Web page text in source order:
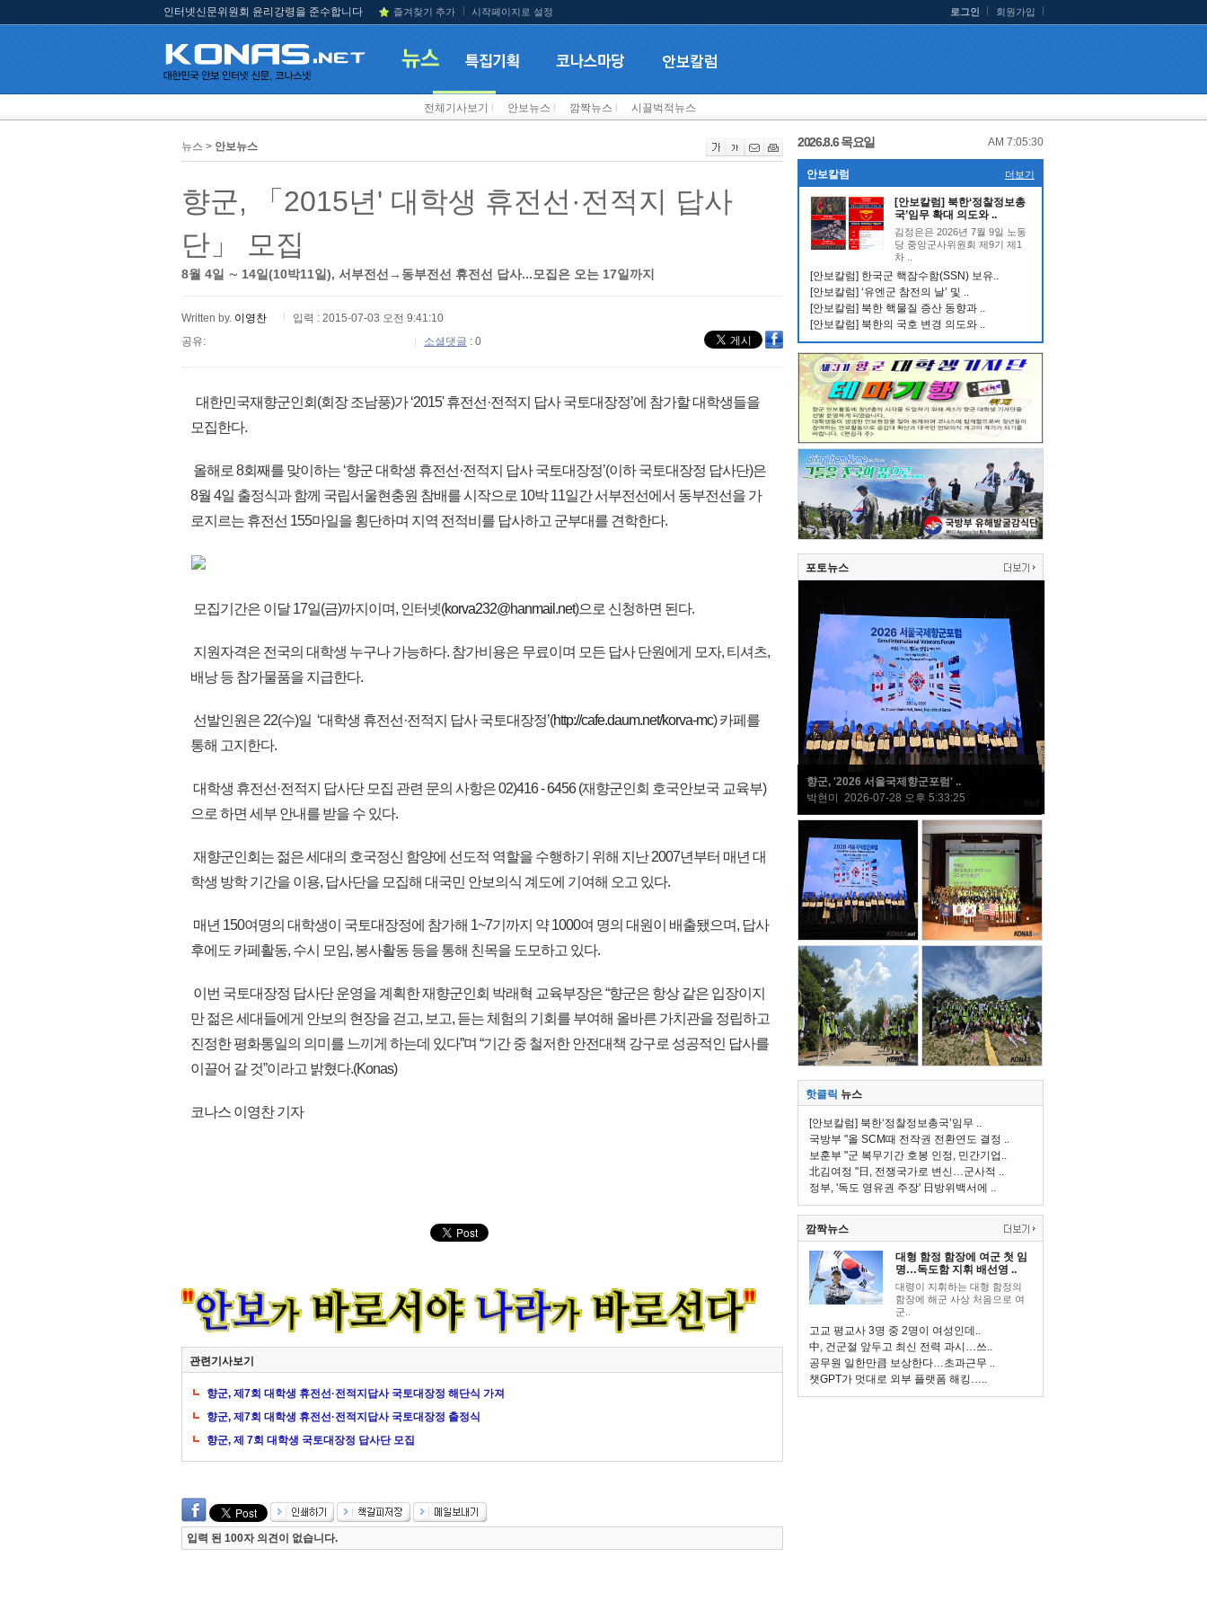
인터넷신문위원회 윤리강령을 준수합니다 즐겨찾기 추가 시작페이지로 설정 로그인 회원가입
전체기사보기 안보뉴스 깜짝뉴스 시끌벅적뉴스
뉴스 > 안보뉴스
향군, 「2015년' 대학생 휴전선·전적지 답사
단」 모집
8월 4일 ∼ 14일(10박11일), 서부전선→동부전선 휴전선 답사...모집은 오는 17일까지
Written by. 이영찬
입력 : 2015-07-03 오전 9:41:10
공유:
소셜댓글 : 0
대한민국재향군인회(회장 조남풍)가 ‘2015' 휴전선·전적지 답사 국토대장정’에 참가할 대학생들을
모집한다.
올해로 8회째를 맞이하는 ‘향군 대학생 휴전선·전적지 답사 국토대장정’(이하 국토대장정 답사단)은
8월 4일 출정식과 함께 국립서울현충원 참배를 시작으로 10박 11일간 서부전선에서 동부전선을 가
로지르는 휴전선 155마일을 횡단하며 지역 전적비를 답사하고 군부대를 견학한다.
모집기간은 이달 17일(금)까지이며, 인터넷(korva232@hanmail.net)으로 신청하면 된다.
지원자격은 전국의 대학생 누구나 가능하다. 참가비용은 무료이며 모든 답사 단원에게 모자, 티셔츠,
배낭 등 참가물품을 지급한다.
선발인원은 22(수)일 ‘대학생 휴전선·전적지 답사 국토대장정’(http://cafe.daum.net/korva-mc) 카페를
통해 고지한다.
대학생 휴전선·전적지 답사단 모집 관련 문의 사항은 02)416 - 6456 (재향군인회 호국안보국 교육부)
으로 하면 세부 안내를 받을 수 있다.
재향군인회는 젊은 세대의 호국정신 함양에 선도적 역할을 수행하기 위해 지난 2007년부터 매년 대
학생 방학 기간을 이용, 답사단을 모집해 대국민 안보의식 계도에 기여해 오고 있다.
매년 150여명의 대학생이 국토대장정에 참가해 1~7기까지 약 1000여 명의 대원이 배출됐으며, 답사
후에도 카페활동, 수시 모임, 봉사활동 등을 통해 친목을 도모하고 있다.
이번 국토대장정 답사단 운영을 계획한 재향군인회 박래혁 교육부장은 “향군은 항상 같은 입장이지
만 젊은 세대들에게 안보의 현장을 걷고, 보고, 듣는 체험의 기회를 부여해 올바른 가치관을 정립하고
진정한 평화통일의 의미를 느끼게 하는데 있다”며 “기간 중 철저한 안전대책 강구로 성공적인 답사를
이끌어 갈 것”이라고 밝혔다.(Konas)
코나스 이영찬 기자
관련기사보기
향군, 제7회 대학생 휴전선·전적지답사 국토대장정 해단식 가져
향군, 제7회 대학생 휴전선·전적지답사 국토대장정 출정식
향군, 제 7회 대학생 국토대장정 답사단 모집
입력 된 100자 의견이 없습니다.
2026.8.6 목요일 AM 7:05:31
안보칼럼 더보기
[안보칼럼] 북한‘정찰정보총
국’임무 확대 의도와 ..
김정은은 2026년 7월 9일 노동
당 중앙군사위원회 제9기 제1
차 ..
[안보칼럼] 한국군 핵잠수함(SSN) 보유..
[안보칼럼] ‘유엔군 참전의 날’ 및 ..
[안보칼럼] 북한 핵물질 증산 동향과 ..
[안보칼럼] 북한의 국호 변경 의도와 ..
포토뉴스
향군, '2026 서울국제향군포럼' ..
박현미 2026-07-28 오후 5:33:25
핫클릭 뉴스
[안보칼럼] 북한‘정찰정보총국’임무 ..
국방부 "올 SCM때 전작권 전환연도 결정 ..
보훈부 "군 복무기간 호봉 인정, 민간기업..
北김여정 "日, 전쟁국가로 변신…군사적 ..
정부, '독도 영유권 주장' 日방위백서에 ..
깜짝뉴스
대형 함정 함장에 여군 첫 임
명…독도함 지휘 배선영 ..
대령이 지휘하는 대형 함정의
함장에 해군 사상 처음으로 여
군..
고교 평교사 3명 중 2명이 여성인데..
中, 건군절 앞두고 최신 전력 과시…쓰..
공무원 일한만큼 보상한다…초과근무 ..
챗GPT가 멋대로 외부 플랫폼 해킹…..